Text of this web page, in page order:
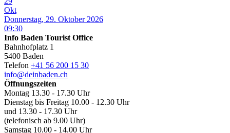
Okt
Donnerstag, 29. Oktober 2026
09:30
Info Baden Tourist Office
Bahnhofplatz 1
5400 Baden
Telefon +41 56 200 15 30
info@deinbaden.ch
Öffnungszeiten
Montag 13.30 - 17.30 Uhr
Dienstag bis Freitag 10.00 - 12.30 Uhr
und 13.30 - 17.30 Uhr
(telefonisch ab 9.00 Uhr)
Samstag 10.00 - 14.00 Uhr